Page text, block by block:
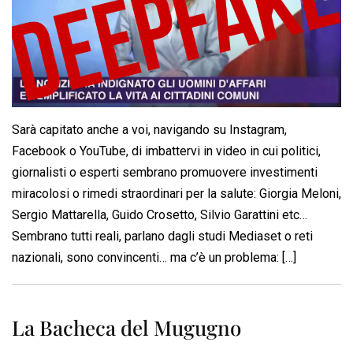
Sarà capitato anche a voi, navigando su Instagram,
Facebook o YouTube, di imbattervi in video in cui politici,
giornalisti o esperti sembrano promuovere investimenti
miracolosi o rimedi straordinari per la salute: Giorgia Meloni,
Sergio Mattarella, Guido Crosetto, Silvio Garattini etc…
Sembrano tutti reali, parlano dagli studi Mediaset o reti
nazionali, sono convincenti… ma c’è un problema: […]
La Bacheca del Mugugno